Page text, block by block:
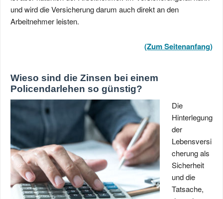
und wird die Versicherung darum auch direkt an den
Arbeitnehmer leisten.
(Zum Seitenanfang)
Wieso sind die Zinsen bei einem
Policendarlehen so günstig?
Die
Hinterlegung
der
Lebensversi
cherung als
Sicherheit
und die
Tatsache,